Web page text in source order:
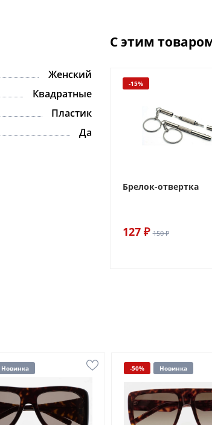
Женский
Квадратные
Пластик
Да
С этим
-15%
Брелок-отвертка
127 ₽ 150 ₽
Новинка -50% Новинка